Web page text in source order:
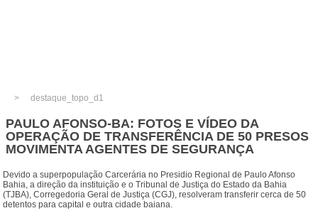
destaque_topo_d1
PAULO AFONSO-BA: FOTOS E VÍDEO DA
OPERAÇÃO DE TRANSFERÊNCIA DE 50 PRESOS
MOVIMENTA AGENTES DE SEGURANÇA
Devido a superpopulação Carcerária no Presidio Regional de Paulo Afonso
Bahia, a direção da instituição e o Tribunal de Justiça do Estado da Bahia
(TJBA), Corregedoria Geral de Justiça (CGJ), resolveram transferir cerca de 50
detentos para capital e outra cidade baiana.